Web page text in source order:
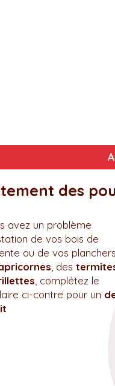
des
avez un problème
de vos bois de
ou de vos
, des
, complétez le
ci-contre pour un